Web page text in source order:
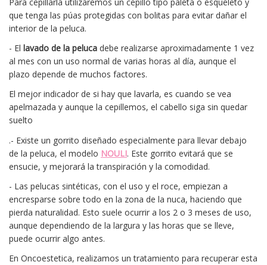
que tenga las púas protegidas con bolitas para evitar dañar el
interior de la peluca.
- El lavado de la peluca debe realizarse aproximadamente 1 vez
al mes con un uso normal de varias horas al día, aunque el
plazo depende de muchos factores.
El mejor indicador de si hay que lavarla, es cuando se vea
apelmazada y aunque la cepillemos, el cabello siga sin quedar
suelto
.- Existe un gorrito diseñado especialmente para llevar debajo
de la peluca, el modelo NOULI. Este gorrito evitará que se
ensucie, y mejorará la transpiración y la comodidad.
- Las pelucas sintéticas, con el uso y el roce, empiezan a
encresparse sobre todo en la zona de la nuca, haciendo que
pierda naturalidad. Esto suele ocurrir a los 2 o 3 meses de uso,
aunque dependiendo de la largura y las horas que se lleve,
puede ocurrir algo antes.
En Oncoestetica, realizamos un tratamiento para recuperar esta